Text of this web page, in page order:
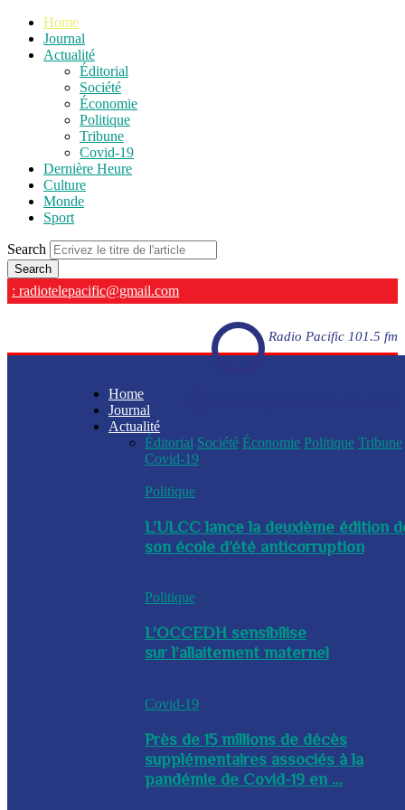
Home
Journal
Actualité
Éditorial
Société
Économie
Politique
Tribune
Covid-19
Dernière Heure
Culture
Monde
Sport
Search
: radiotelepacific@gmail.com
Radio Pacific 101.5 fm
Home
Journal
Actualité
Éditorial Société Économie Politique Tribune
Covid-19
Politique
L’ULCC lance la deuxième édition
son école d’été anticorruption
Politique
L’OCCEDH sensibilise
sur l’allaitement maternel
Covid-19
Près de 15 millions de décès
supplémentaires associés à la
pandémie de Covid-19 en ...